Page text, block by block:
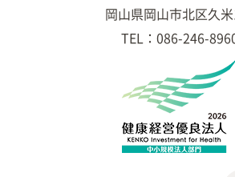
岡山県岡山市北区久
TEL：086-246-